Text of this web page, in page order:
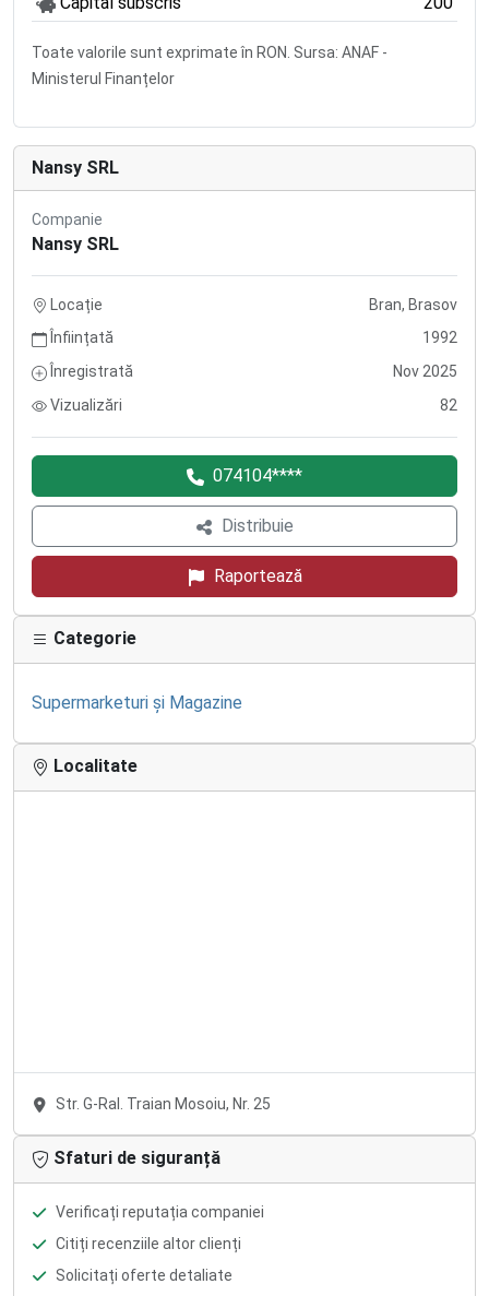
Toate valorile sunt exprimate în RON. Sursa: ANAF -
Ministerul Finanțelor
Nansy SRL
Companie
Nansy SRL
Locație
Bran, Brasov
Înființată
1992
Înregistrată
Nov 2025
Vizualizări
82
074104****
Distribuie
Raportează
Categorie
Supermarketuri și Magazine
Localitate
Str. G-Ral. Traian Mosoiu, Nr. 25
Sfaturi de siguranță
Verificați reputația companiei
Citiți recenziile altor clienți
Solicitați oferte detaliate